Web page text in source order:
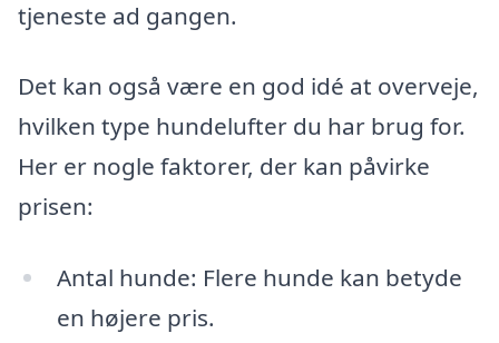
tjeneste ad gangen.
Det kan også være en god idé at overveje,
hvilken type hundelufter du har brug for.
Her er nogle faktorer, der kan påvirke
prisen:
Antal hunde: Flere hunde kan betyde
en højere pris.